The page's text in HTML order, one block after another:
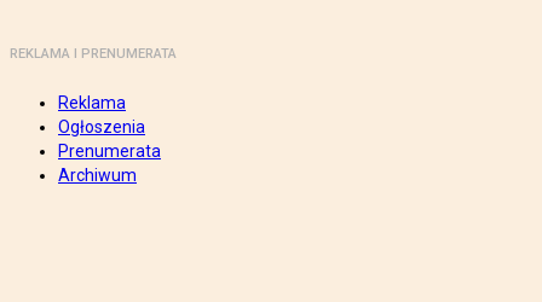
REKLAMA I PRENUMERATA
Reklama
Ogłoszenia
Prenumerata
Archiwum